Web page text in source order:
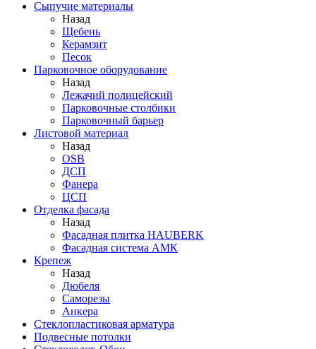
Сыпучие материалы
Назад
Щебень
Керамзит
Песок
Парковочное оборудование
Назад
Лежачий полицейский
Парковочные столбики
Парковочный барьер
Листовой материал
Назад
OSB
ДСП
Фанера
ЦСП
Отделка фасада
Назад
Фасадная плитка HAUBERK
Фасадная система АМК
Крепеж
Назад
Дюбеля
Саморезы
Анкера
Стеклопластиковая арматура
Подвесные потолки